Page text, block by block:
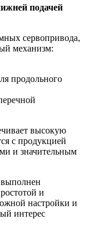
подачей
сервопривода,
механизм:
продольного
высокую
с продукцией
и значительным
и
настройки и
интерес